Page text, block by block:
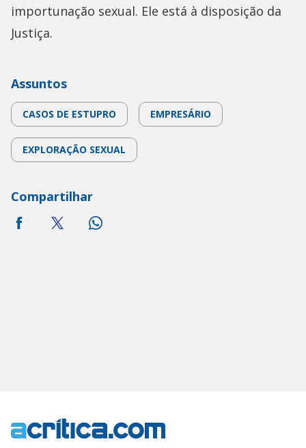
importunação sexual. Ele está à disposição da
Justiça.
Assuntos
CASOS DE ESTUPRO EMPRESÁRIO
EXPLORAÇÃO SEXUAL
Compartilhar